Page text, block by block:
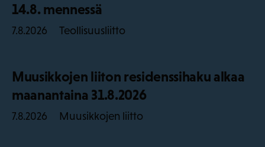
14.8. mennessä
7.8.2026 Teollisuusliitto
Muusikkojen liiton residenssihaku alkaa
maanantaina 31.8.2026
7.8.2026 Muusikkojen liitto